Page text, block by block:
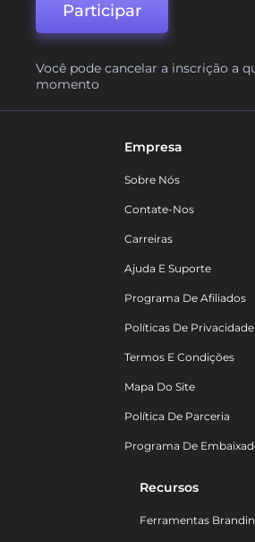
Participar
Você pode cancelar a inscrição a
momento
Empresa
Sobre Nós
Contate-Nos
Carreiras
Ajuda E Suporte
Programa De Afiliados
Políticas De Privacidade
Termos E Condições
Mapa Do Site
Política De Parceria
Programa De
Recursos
Ferramentas